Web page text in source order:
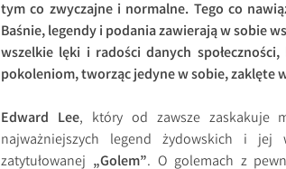
tym co zwyczajne i normalne. Tego co
Baśnie, legendy i podania zawierają w sobie
wszelkie lęki i radości danych
pokoleniom, tworząc jedyne w sobie, zaklęte
Edward Lee, który od zawsze zaskakuje
najważniejszych legend żydowskich i jej
zatytułowanej „Golem”. O golemach z